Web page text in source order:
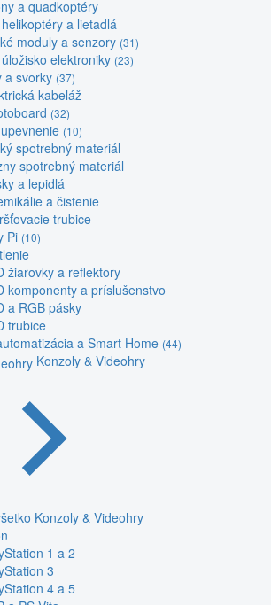
a quadkoptéry
a lietadlá
moduly a senzory (31)
elektroniky (23)
a svorky (37)
kabeláž
(32)
(10)
spotrebný materiál
spotrebný materiál
a lepidlá
a čistenie
trubice
Pi (10)
žiarovky a reflektory
komponenty a príslušenstvo
a RGB pásky
trubice
a Smart Home (44)
Konzoly & Videohry
Konzoly & Videohry
1 a 2
3
4 a 5